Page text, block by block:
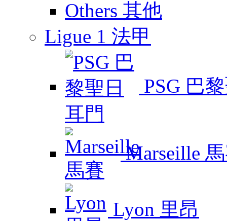
Others 其他
Ligue 1 法甲
PSG 巴
Marseille
Lyon 里昂